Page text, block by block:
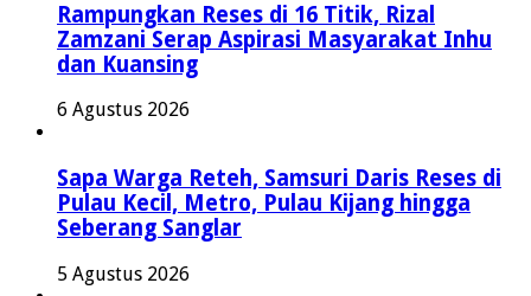
Rampungkan Reses di 16 Titik, Rizal
Zamzani Serap Aspirasi Masyarakat Inhu
dan Kuansing
6 Agustus 2026
Sapa Warga Reteh, Samsuri Daris Reses di
Pulau Kecil, Metro, Pulau Kijang hingga
Seberang Sanglar
5 Agustus 2026